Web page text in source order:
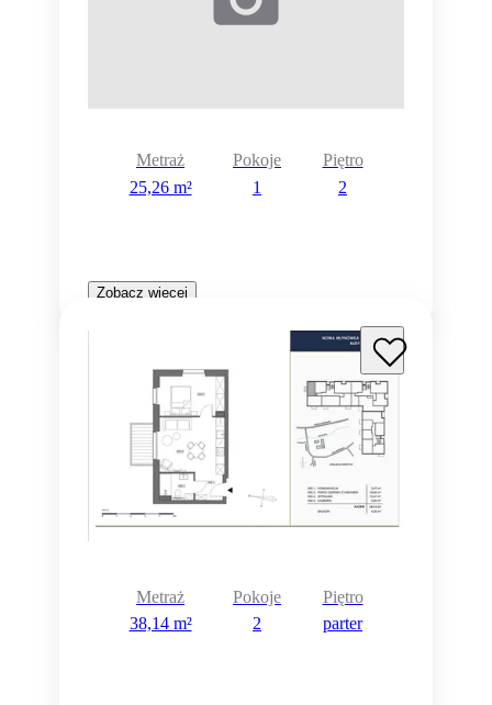
Metraż
25,26 m²
Pokoje
1
Piętro
2
Zobacz więcej
Metraż
38,14 m²
Pokoje
2
Piętro
parter